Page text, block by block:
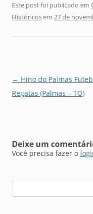
Este post foi publicado em
Históricosem 27 de
Navegação
de
← Hino do Palmas
Regatas (Palmas – TO)
Deixe um
Você precisa fazer o
por: